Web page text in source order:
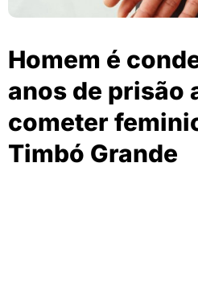
Homem é
anos de prisão
cometer
Timbó Grande